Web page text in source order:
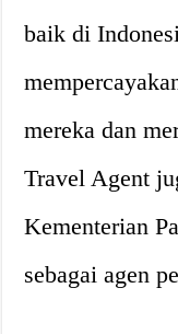
baik di
mereka dan
Travel Agent
Kementerian
sebagai agen